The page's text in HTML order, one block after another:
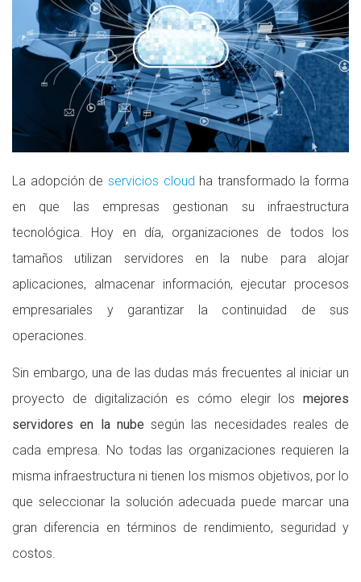
La adopción de servicios cloud ha transformado la forma
en que las empresas gestionan su infraestructura
tecnológica. Hoy en día, organizaciones de todos los
tamaños utilizan servidores en la nube para alojar
aplicaciones, almacenar información, ejecutar procesos
empresariales y garantizar la continuidad de sus
operaciones.
Sin embargo, una de las dudas más frecuentes al iniciar un
proyecto de digitalización es cómo elegir los mejores
servidores en la nube según las necesidades reales de
cada empresa. No todas las organizaciones requieren la
misma infraestructura ni tienen los mismos objetivos, por lo
que seleccionar la solución adecuada puede marcar una
gran diferencia en términos de rendimiento, seguridad y
costos.